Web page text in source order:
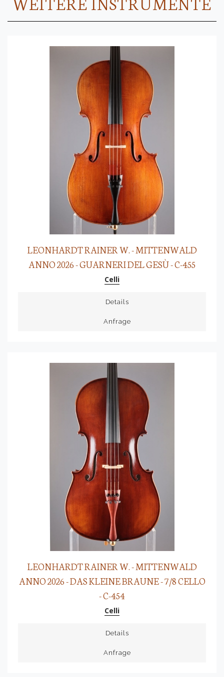
LEONHARDT RAINER W. - MITTENWALD
ANNO 2026 - GUARNERI DEL GESÙ - C-455
Celli
Details
Anfrage
LEONHARDT RAINER W. - MITTENWALD
ANNO 2026 - DAS KLEINE BRAUNE - 7/8 CELLO
- C-454
Celli
Details
Anfrage